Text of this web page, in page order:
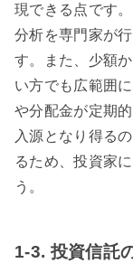
現できる点です
分析を専門家が
す。また、少額
い方でも広範囲
や分配金が定期
入源となり得る
るため、投資家
う。
1-3. 投資信託